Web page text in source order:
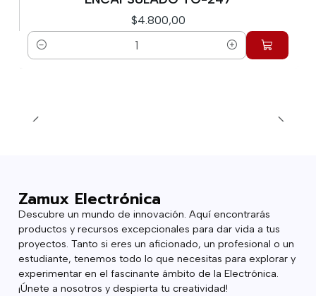
$4.800,00
Cantidad
Zamux Electrónica
Descubre un mundo de innovación. Aquí encontrarás
productos y recursos excepcionales para dar vida a tus
proyectos. Tanto si eres un aficionado, un profesional o un
estudiante, tenemos todo lo que necesitas para explorar y
experimentar en el fascinante ámbito de la Electrónica.
¡Únete a nosotros y despierta tu creatividad!